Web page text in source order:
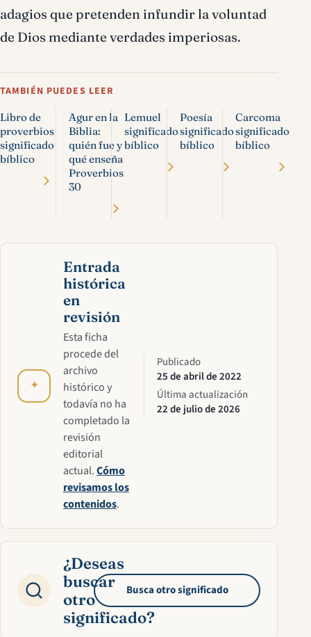
adagios que pretenden infundir la voluntad
de Dios mediante verdades imperiosas.
TAMBIÉN PUEDES LEER
Libro de
proverbios
significado
bíblico
Agur en la
Biblia:
quién fue y
qué enseña
Proverbios
30
Lemuel
significado
bíblico
Poesía
significado
bíblico
Carcoma
significado
bíblico
✦
Entrada
histórica
en
revisión
Esta ficha
procede del
archivo
histórico y
todavía no ha
completado la
revisión
editorial
actual.Cómo
revisamos los
contenidos.
Publicado
25 de abril de 2022
Última actualización
22 de julio de 2026
¿Deseas
buscar
otro
significado?
Busca otro significado